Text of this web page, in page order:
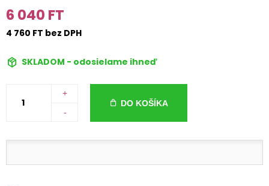
6 040 FT
4 760 FT bez DPH
SKLADOM - odosielame ihneď
+
-
DO KOŠÍKA